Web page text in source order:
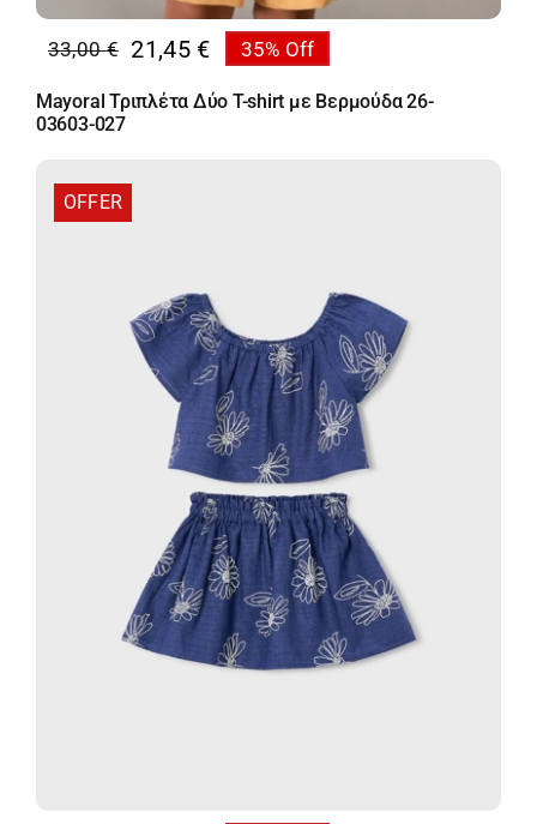
33,00€
Original
price
was:
21,45 €
Η
τρέχουσα
τιμή
21,45 €.
35% Off
Mayoral Τριπλέτα Δύο T-shirt με Βερμούδα 26-
03603-027
OFFER